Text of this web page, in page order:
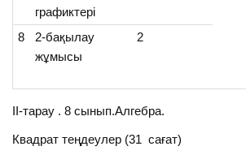
графиктері
8
2-бақылау
жұмысы
2
ІІ-тарау . 8 сынып.Алгебра.
Квадрат теңдеулер (31 сағат)